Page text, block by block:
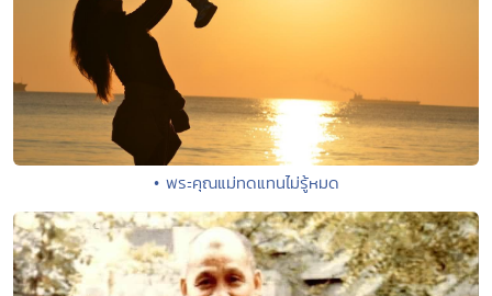
• พระคุณแม่ทดแทนไม่รู้หมด